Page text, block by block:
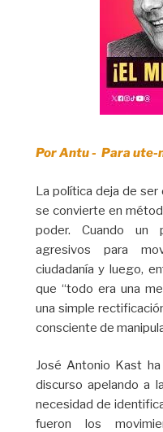
Por Antu - Para
La política deja de ser
se convierte en
poder. Cuando un
agresivos para
ciudadanía y luego,
que “todo era una
una simple
consciente de
José Antonio Kast
discurso apelando a
necesidad de
fueron los